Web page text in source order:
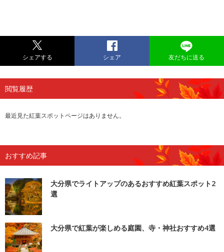
シェアする シェア 友だちに送る
閲覧履歴
最近見た紅葉スポットページはありません。
おすすめ記事
大分県でライトアップのあるおすすめ紅葉スポット2
選
大分県で紅葉が楽しめる庭園、寺・神社おすすめ4選